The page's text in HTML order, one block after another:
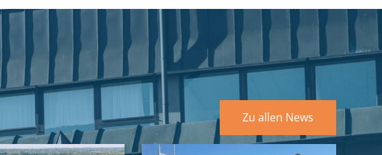
Zu allen News